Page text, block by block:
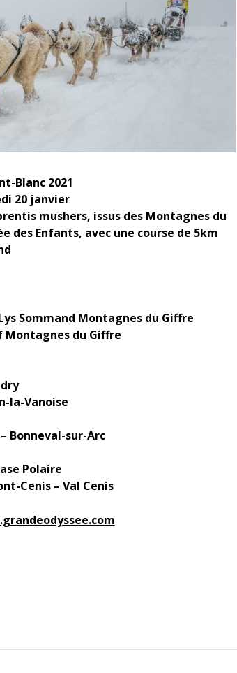
Blanc 2021
20 janvier
mushers, issus des Montagnes du
des Enfants, avec une course de 5km
Sommand Montagnes du Giffre
Montagnes du Giffre
la-Vanoise
Bonneval-sur-Arc
Polaire
Cenis – Val Cenis